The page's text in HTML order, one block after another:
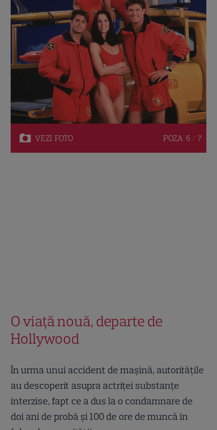
VEZI FOTO POZA 6 / 7
O viață nouă, departe de
Hollywood
În urma unui accident de mașină, autoritățile
au descoperit asupra actriței substanțe
interzise, fapt ce a dus la o condamnare de
doi ani de probă și 100 de ore de muncă în